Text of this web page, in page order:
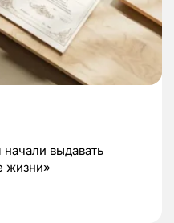
выдавать
жизни»